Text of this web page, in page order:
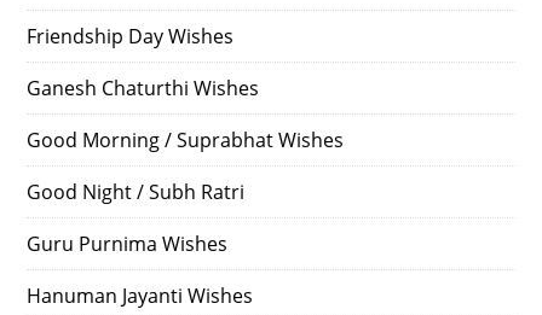
Friendship Day Wishes
Ganesh Chaturthi Wishes
Good Morning / Suprabhat Wishes
Good Night / Subh Ratri
Guru Purnima Wishes
Hanuman Jayanti Wishes